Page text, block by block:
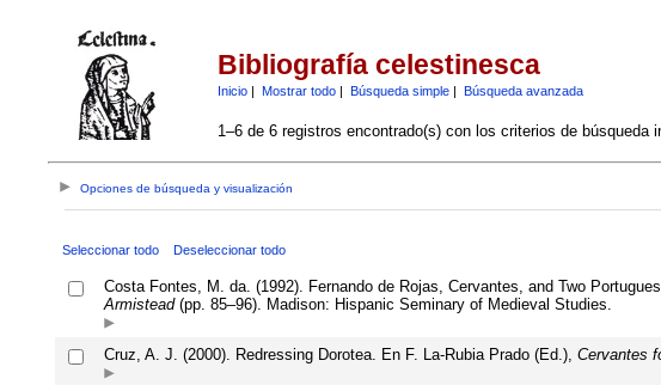
Bibliografía celestinesca
Inicio| Mostrar todo| Búsqueda simple| Búsqueda avanzada
1–6 de 6 registros encontrado(s) con los criterios de búsqueda
Opciones de búsqueda y visualización
Seleccionar todo Deseleccionar todo
Costa Fontes, M. da. (1992). Fernando de Rojas, Cervantes, and Two
Armistead(pp. 85–96). Madison: Hispanic Seminary of Medieval Studies.
Cruz, A. J. (2000). Redressing Dorotea. En F. La-Rubia Prado (Ed.), Cervantes